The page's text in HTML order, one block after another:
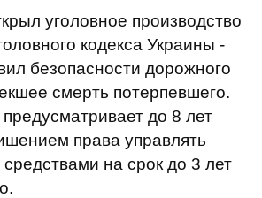
уголовное производство
кодекса Украины -
безопасности дорожного
смерть потерпевшего.
до 8 лет
права управлять
на срок до 3 лет